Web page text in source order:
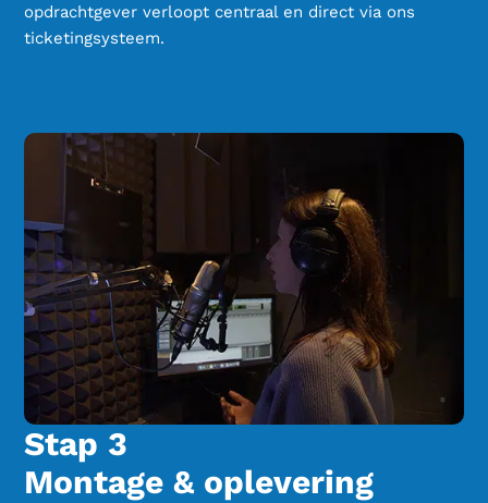
opdrachtgever verloopt centraal en direct via ons
ticketingsysteem.
Stap 3
Montage & oplevering